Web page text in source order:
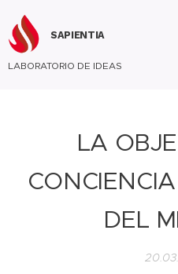
SAPIENTIA
LABORATORIO DE IDEAS
LA
DEL